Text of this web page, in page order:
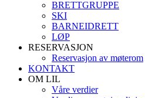
BRETTGRUPPE
SKI
BARNEIDRETT
LØP
RESERVASJON
Reservasjon av møterom
KONTAKT
OM LIL
Våre verdier